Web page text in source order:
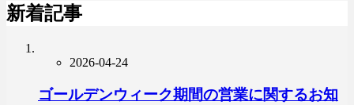
新着記事
2026-04-24
ゴールデンウィーク期間の営業に関するお知